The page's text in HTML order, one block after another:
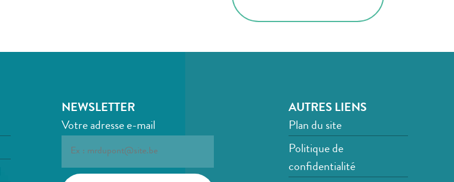
NEWSLETTER
Votre adresse e-mail
AUTRES LIENS
Plan du site
Politique de
confidentialité